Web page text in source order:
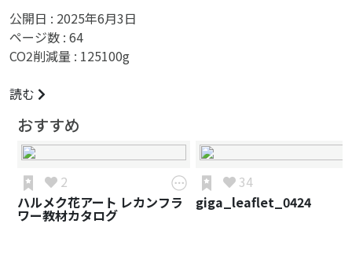
公開日 : 2025年6月3日
ページ数 : 64
CO2削減量 : 125100g
読む
おすすめ
2
ハルメク花アート レカンフラ
ワー教材カタログ
34
giga_leaflet_0424